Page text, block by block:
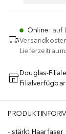
Online: auf
Douglas-Filiale
stärkt